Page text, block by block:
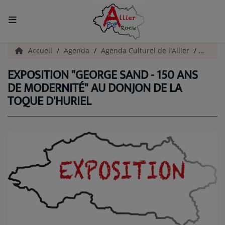
ACCUEIL
Actualités
INFOS - ALLIER
INFOS POP ROCK
La Radio
EMISSIONS
Accueil Agenda Agenda Culturel de l'Allier
EXPOSITION "GEORGE SAND - 150 ANS
DE MODERNITÉ" AU DONJON DE LA
TOQUE D'HURIEL